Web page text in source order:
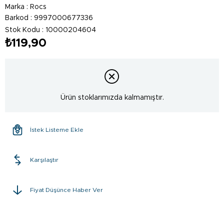
Marka : Rocs
Barkod : 9997000677336
Stok Kodu
10000204604
₺119,90
Ürün stoklarımızda kalmamıştır.
İstek Listeme Ekle
Karşılaştır
Fiyat Düşünce Haber Ver